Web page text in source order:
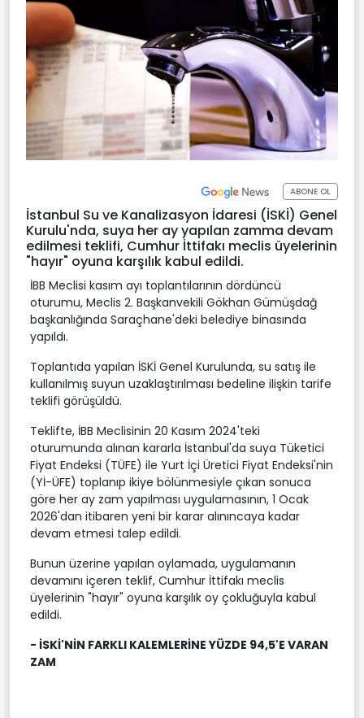
ABONE OL
İstanbul Su ve Kanalizasyon İdaresi (İSKİ) Genel
Kurulu'nda, suya her ay yapılan zamma devam
edilmesi teklifi, Cumhur İttifakı meclis üyelerinin
"hayır" oyuna karşılık kabul edildi.
İBB Meclisi kasım ayı toplantılarının dördüncü
oturumu, Meclis 2. Başkanvekili Gökhan Gümüşdağ
başkanlığında Saraçhane'deki belediye binasında
yapıldı.
Toplantıda yapılan İSKİ Genel Kurulunda, su satış ile
kullanılmış suyun uzaklaştırılması bedeline ilişkin tarife
teklifi görüşüldü.
Teklifte, İBB Meclisinin 20 Kasım 2024'teki
oturumunda alınan kararla İstanbul'da suya Tüketici
Fiyat Endeksi (TÜFE) ile Yurt İçi Üretici Fiyat Endeksi'nin
(Yİ-ÜFE) toplanıp ikiye bölünmesiyle çıkan sonuca
göre her ay zam yapılması uygulamasının, 1 Ocak
2026'dan itibaren yeni bir karar alınıncaya kadar
devam etmesi talep edildi.
Bunun üzerine yapılan oylamada, uygulamanın
devamını içeren teklif, Cumhur İttifakı meclis
üyelerinin "hayır" oyuna karşılık oy çokluğuyla kabul
edildi.
- İSKİ'NİN FARKLI KALEMLERİNE YÜZDE 94,5'E VARAN
ZAM